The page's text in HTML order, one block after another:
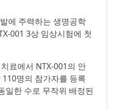
에 주력하는 생명공학
001 3상 임상시험에 첫
료에서 NTX-001의 안
명의 참가자를 등록
일한 수로 무작위 배정된